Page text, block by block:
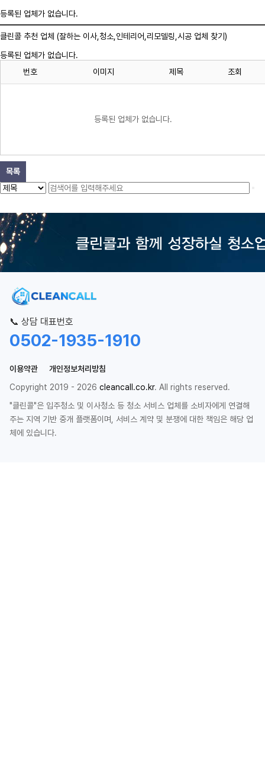
등록된 업체가 없습니다.
클린콜 추천 업체 (잘하는 이사, 청소 ,인테리어,리모델링,시공 업체 찾기)
등록된 업체가 없습니다.
번호
이미지 제목 조회
등록된 업체가 없습니다.
목록
📞 상담 대표번호
0502-1935-1910
이용약관
개인정보처리방침
Copyright 2019 - 2026 cleancall.co.kr. All rights reserved.
"클린콜"은 입주청소 및 이사청소 등 청소 서비스 업체를 소비자에게 연결해
주는 지역 기반 중개 플랫폼이며, 서비스 계약 및 분쟁에 대한 책임은 해당 업
체에 있습니다.